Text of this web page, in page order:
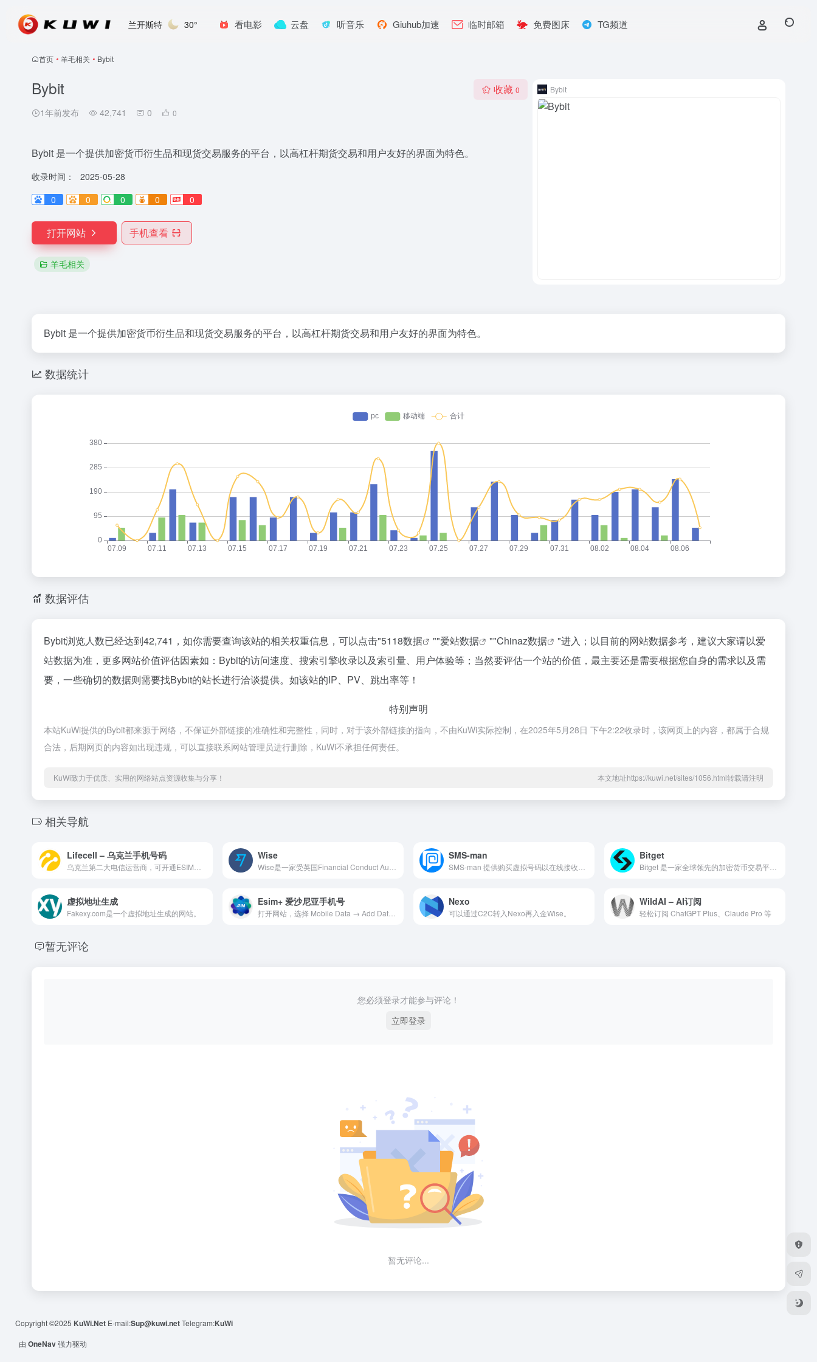
兰开斯特 30° 看电影 云盘 听音乐 Giuhub加速 临时邮箱 免费图床 TG频道
首页 • 羊毛相关 • Bybit
Bybit
1年前发布 42,741 0 0
收藏 0
Bybit 是一个提供加密货币衍生品和现货交易服务的平台，以高杠杆期货交易和用户友好的界面为特色。
收录时间：
2025-05-28
0
0 0 0 0
打开网站 手机查看
羊毛相关
Bybit
Bybit 是一个提供加密货币衍生品和现货交易服务的平台，以高杠杆期货交易和用户友好的界面为特色。
数据统计
数据评估
Bybit浏览人数已经达到42,741，如你需要查询该站的相关权重信息，可以点击"5118数据 ""爱站数据 ""Chinaz数据
"进入；以目前的网站数据参考，建议大家请以爱
站数据为准，更多网站价值评估因素如：Bybit的访问速度、搜索引擎收录以及索引量、用户体验等；当然要评估一个站的价值，最主要还是需要根据您自身的需求以及需
要，一些确切的数据则需要找Bybit的站长进行洽谈提供。如该站的IP、PV、跳出率等！
特别声明
本站KuWi提供的Bybit都来源于网络，不保证外部链接的准确性和完整性，同时，对于该外部链接的指向，不由KuWi实际控制，在2025年5月28日 下午2:22收录时，该网页上的内容，都属于合规
合法，后期网页的内容如出现违规，可以直接联系网站管理员进行删除，KuWi不承担任何责任。
KuWi致力于优质、实用的网络站点资源收集与分享！ 本文地址https://kuwi.net/sites/1056.html转载请注明
相关导航
Lifecell – 乌克兰手机号码 Wise SMS-man Bitget
虚拟地址生成
Fakexy.com是一个虚拟地址生成的网站。
Esim+ 爱沙尼亚手机号 Nexo
可以通过C2C转入Nexo再入金Wise。
WildAI – AI订阅
轻松订阅 ChatGPT Plus、Claude Pro 等
暂无评论
您必须登录才能参与评论！
立即登录
暂无评论...
Copyright ©2025 KuWi.Net E-mail:Sup@kuwi.netTelegram:KuWi
由 OneNav强力驱动